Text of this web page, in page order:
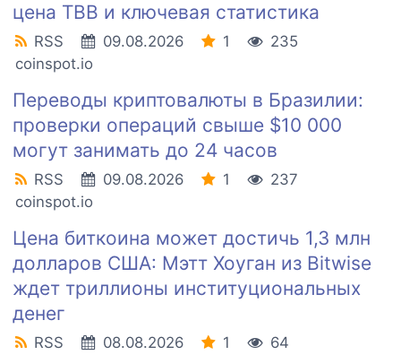
цена TBB и ключевая статистика
RSS 09.08.2026 1
235
coinspot.io
Переводы криптовалюты в Бразилии:
проверки операций свыше $10 000
могут занимать до 24 часов
RSS 09.08.2026 1
237
coinspot.io
Цена биткоина может достичь 1,3 млн
долларов США: Мэтт Хоуган из Bitwise
ждет триллионы институциональных
денег
RSS 08.08.2026 1
64